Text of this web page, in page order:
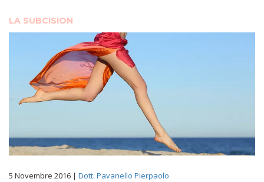
LA SUBCISION
5 Novembre 2016 | Dott. Pavanello Pierpaolo